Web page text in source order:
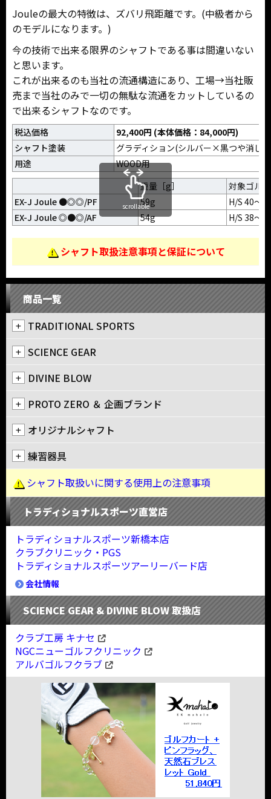
Jouleの最大の特徴は、ズバリ飛距離です。(中級者から
のモデルになります。)
今の技術で出来る限界のシャフトである事は間違いない
と思います。
これが出来るのも当社の流通構造にあり、工場→当社販
売まで当社のみで一切の無駄な流通をカットしているの
で出来るシャフトなのです。
税込価格
92,400円 (本体価格：84,000円)
シャフト塗装
グラディション(シルバー×黒つや消し)
用途
WOOD用
重量［g］
対象ゴル
EX-J Joule ●◎◎/PF
59g
H/S 40～
EX-J Joule ◎●◎/AF
54g H/S 38～
scrollable
シャフト取扱注意事項と保証について
商品一覧
TRADITIONAL SPORTS
SCIENCE GEAR
DIVINE BLOW
PROTO ZERO ＆ 企画ブランド
オリジナルシャフト
練習器具
シャフト取扱いに関する使用上の注意事項
トラディショナルスポーツ直営店
トラディショナルスポーツ新橋本店
クラブクリニック・PGS
トラディショナルスポーツアーリーバード店
会社情報
SCIENCE GEAR & DIVINE BLOW 取扱店
クラブ工房 キナセ
NGCニューゴルフクリニック
アルバゴルフクラブ